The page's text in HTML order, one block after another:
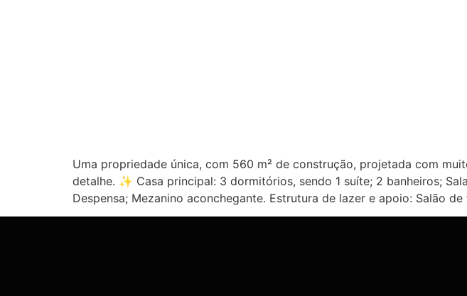
Uma propriedade única, com 560 m² de construção, projetada com
detalhe. ✨ Casa principal: 3 dormitórios, sendo 1 suíte; 2 banheiros;
Despensa; Mezanino aconchegante. Estrutura de lazer e apoio: Salão